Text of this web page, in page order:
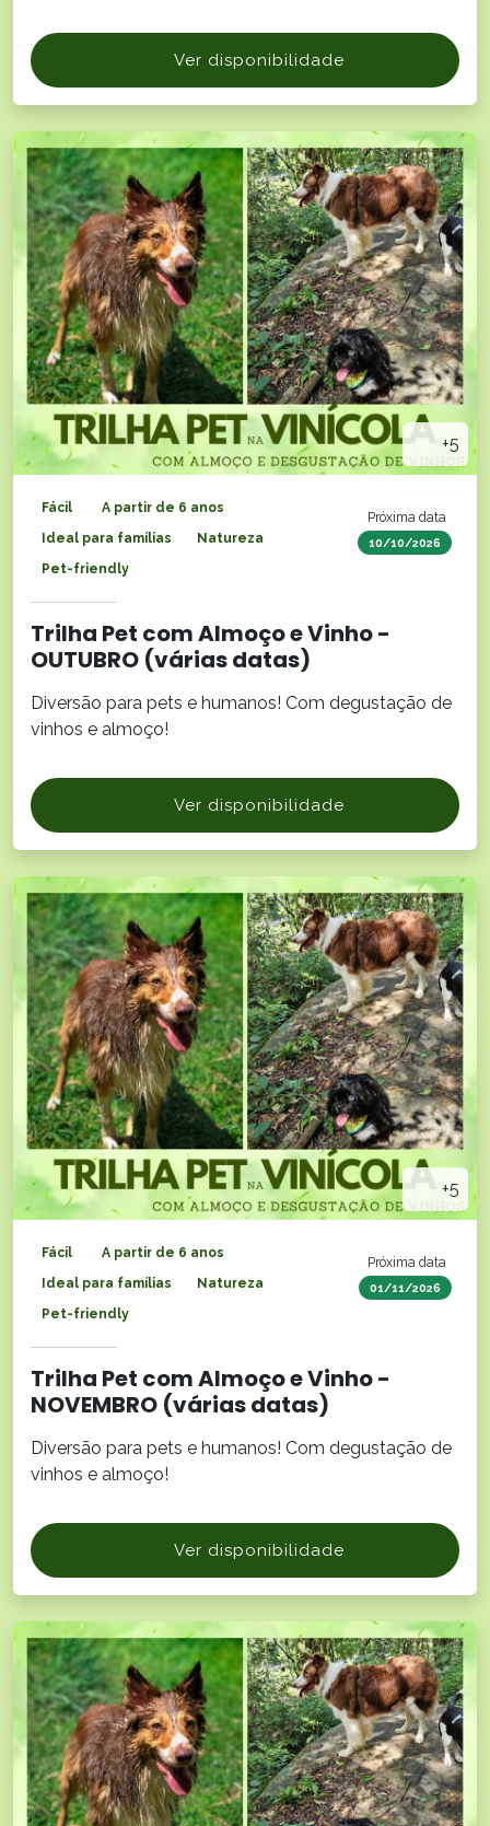
Ver disponibilidade
+5
Próxima data
10/10/2026
Fácil
A partir de 6 anos
Ideal para famílias
Natureza
Pet-friendly
Trilha Pet com Almoço e Vinho -
OUTUBRO (várias datas)
Diversão para pets e humanos! Com degustação de
vinhos e almoço!
Ver disponibilidade
+5
Próxima data
01/11/2026
Fácil
A partir de 6 anos
Ideal para famílias
Natureza
Pet-friendly
Trilha Pet com Almoço e Vinho -
NOVEMBRO (várias datas)
Diversão para pets e humanos! Com degustação de
vinhos e almoço!
Ver disponibilidade